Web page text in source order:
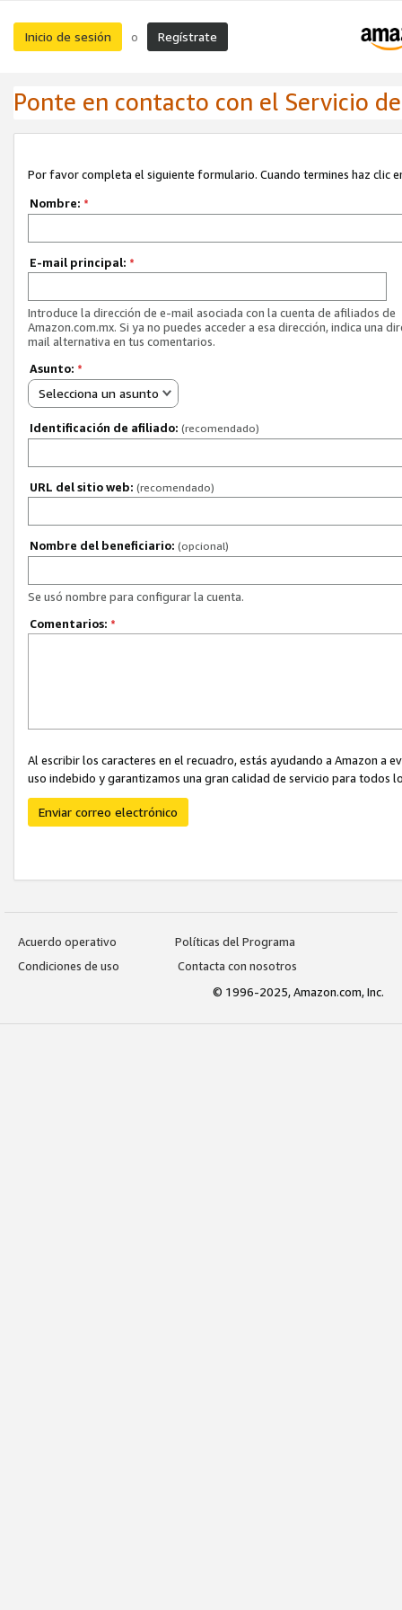
Inicio de sesión o Regístrate
Ponte en contacto con el Servicio
Por favor completa el siguiente formulario. Cuando termines haz clic
Nombre: *
E-mail principal: *
Introduce la dirección de e-mail asociada con la cuenta de afiliados de
Amazon.com.mx. Si ya no puedes acceder a esa dirección, indica una
mail alternativa en tus comentarios.
Asunto: *
Selecciona un asunto
Identificación de afiliado: (recomendado)
URL del sitio web: (recomendado)
Nombre del beneficiario: (opcional)
Se usó nombre para configurar la cuenta.
Comentarios: *
Al escribir los caracteres en el recuadro, estás ayudando a Amazon
uso indebido y garantizamos una gran calidad de servicio para todos
Enviar correo electrónico
Acuerdo operativo
Políticas del Programa
Condiciones de uso
Contacta con nosotros
© 1996-2025, Amazon.com, Inc.